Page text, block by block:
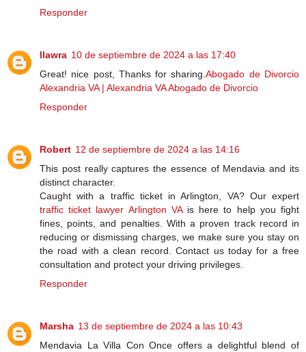
Responder
llawra 10 de septiembre de 2024 a las 17:40
Great! nice post, Thanks for sharing.Abogado de Divorcio
Alexandria VA | Alexandria VA Abogado de Divorcio
Responder
Robert 12 de septiembre de 2024 a las 14:16
This post really captures the essence of Mendavia and its
distinct character.
Caught with a traffic ticket in Arlington, VA? Our expert
traffic ticket lawyer Arlington VAis here to help you fight
fines, points, and penalties. With a proven track record in
reducing or dismissing charges, we make sure you stay on
the road with a clean record. Contact us today for a free
consultation and protect your driving privileges.
Responder
Marsha 13 de septiembre de 2024 a las 10:43
Mendavia La Villa Con Once offers a delightful blend of